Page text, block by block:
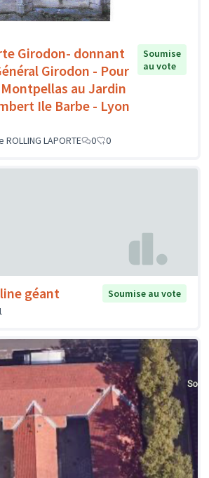
Girodon- donnant
Girodon - Pour
Montpellas au Jardin
Ile Barbe - Lyon
Soumise
au vote
LAPORTE 0 0
géant
Soumise au vote